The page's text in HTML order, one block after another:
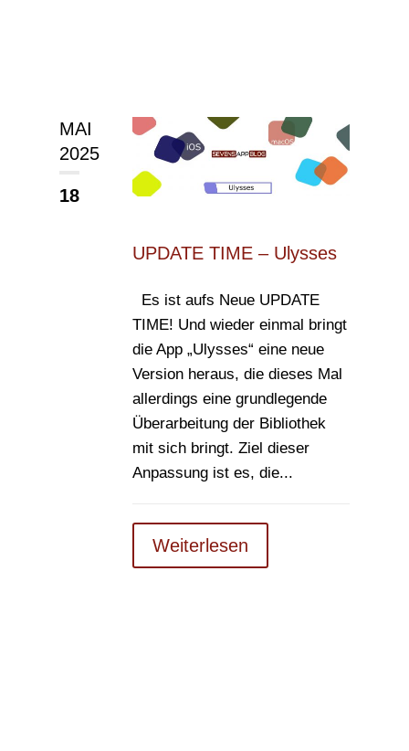
MAI
2025
18
UPDATE TIME – Ulysses
Es ist aufs Neue UPDATE
TIME! Und wieder einmal bringt
die App „Ulysses“ eine neue
Version heraus, die dieses Mal
allerdings eine grundlegende
Überarbeitung der Bibliothek
mit sich bringt. Ziel dieser
Anpassung ist es, die...
Weiterlesen